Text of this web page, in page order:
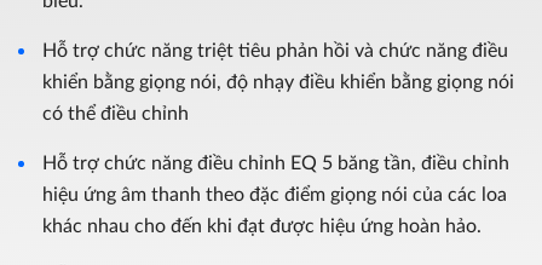
Hỗ trợ chức năng triệt tiêu phản hồi và chức năng điều
khiển bằng giọng nói, độ nhạy điều khiển bằng giọng nói
có thể điều chỉnh
Hỗ trợ chức năng điều chỉnh EQ 5 băng tần, điều chỉnh
hiệu ứng âm thanh theo đặc điểm giọng nói của các loa
khác nhau cho đến khi đạt được hiệu ứng hoàn hảo.